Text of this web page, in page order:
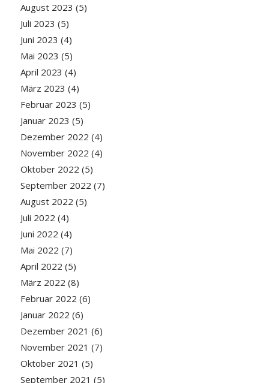
August 2023 (5)
Juli 2023 (5)
Juni 2023 (4)
Mai 2023 (5)
April 2023 (4)
März 2023 (4)
Februar 2023 (5)
Januar 2023 (5)
Dezember 2022 (4)
November 2022 (4)
Oktober 2022 (5)
September 2022 (7)
August 2022 (5)
Juli 2022 (4)
Juni 2022 (4)
Mai 2022 (7)
April 2022 (5)
März 2022 (8)
Februar 2022 (6)
Januar 2022 (6)
Dezember 2021 (6)
November 2021 (7)
Oktober 2021 (5)
September 2021 (5)